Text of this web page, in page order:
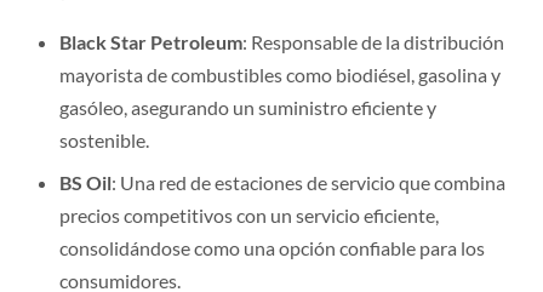
Black Star Petroleum: Responsable de la distribución
mayorista de combustibles como biodiésel, gasolina y
gasóleo, asegurando un suministro eficiente y
sostenible.
BS Oil: Una red de estaciones de servicio que combina
precios competitivos con un servicio eficiente,
consolidándose como una opción confiable para los
consumidores.